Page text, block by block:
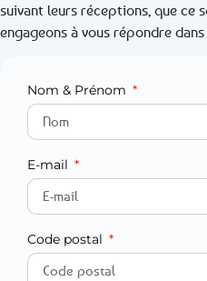
suivant leurs réceptions, que ce
engageons à vous répondre
Nom & Prénom
E-mail
Code postal